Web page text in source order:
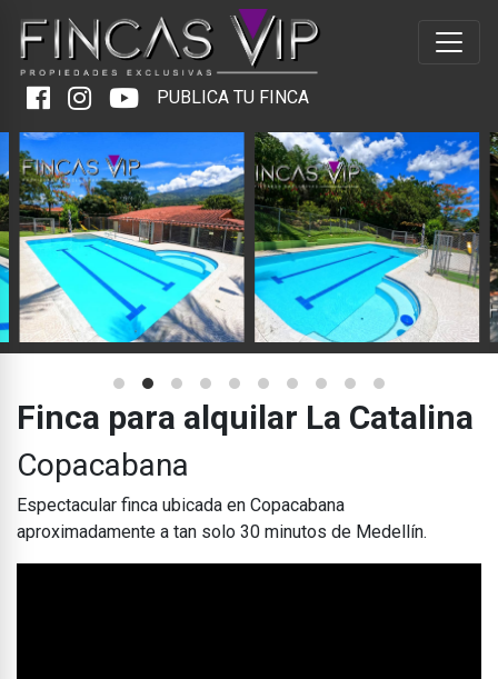
PUBLICA TU FINCA
Finca para alquilar La Catalina
Copacabana
Espectacular finca ubicada en Copacabana
aproximadamente a tan solo 30 minutos de Medellín.